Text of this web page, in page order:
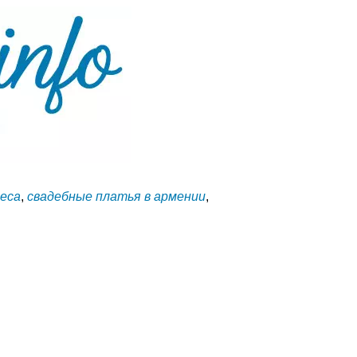
, свадебные платья в армении,